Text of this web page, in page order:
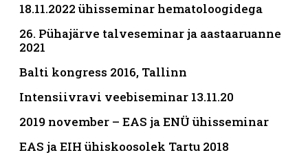
18.11.2022 ühisseminar hematoloogidega
26. Pühajärve talveseminar ja aastaaruanne
2021
Balti kongress 2016, Tallinn
Intensiivravi veebiseminar 13.11.20
2019 november – EAS ja ENÜ ühisseminar
EAS ja EIH ühiskoosolek Tartu 2018